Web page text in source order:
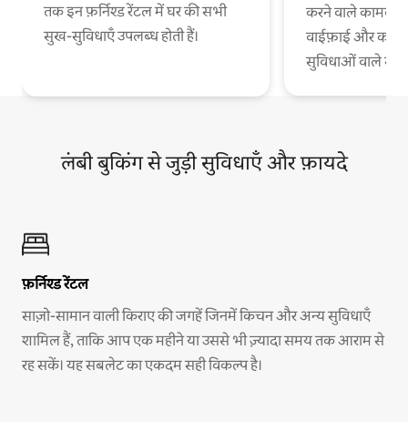
तक इन फ़र्निश्ड रेंटल में घर की सभी
सुख-सुविधाएँ उपलब्ध होती हैं।
करने वाले
वाईफ़ाई और काम
सुविधाओं वाले
लंबी बुकिंग से जुड़ी सुविधाएँ और फ़ायदे
फ़र्निश्ड रेंटल
साज़ो-सामान वाली किराए की जगहें जिनमें किचन और अन्य सुविधाएँ
शामिल हैं, ताकि आप एक महीने या उससे भी ज़्यादा समय तक आराम से
रह सकें। यह सबलेट का एकदम सही विकल्प है।